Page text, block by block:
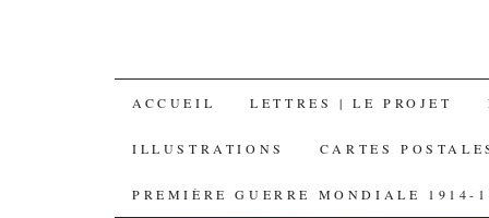
SKIP
TO
CONTENT
ACCUEIL LETTRES | LE PROJET
ILLUSTRATIONS CARTES
PREMIÈRE GUERRE MONDIALE 1914-